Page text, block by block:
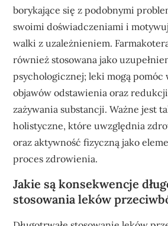
borykające się z podobnymi
swoimi doświadczeniami i
walki z uzależnieniem.
również stosowana jako
psychologicznej; leki mogą pomóc
objawów odstawienia oraz
zażywania substancji. Ważne jest
holistyczne, które uwzględnia
oraz aktywność fizyczną jako
proces zdrowienia.
Jakie są konsekwencje
stosowania leków